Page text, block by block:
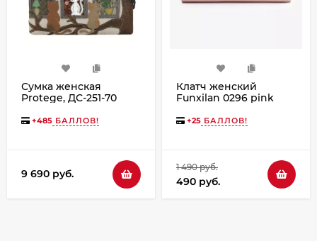
Сумка женская
Protege, ДС-251-70
+485 БАЛЛОВ!
9 690 руб.
Клатч женский
Funxilan 0296 pink
+25 БАЛЛОВ!
1 490 руб.
490 руб.